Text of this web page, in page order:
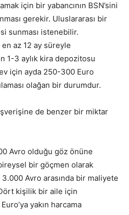
için bir yabancının BSN’sini
gerekir. Uluslararası bir
sunması istenebilir.
az 12 ay süreyle
1-3 aylık kira depozitosu
için ayda 250-300 Euro
olağan bir durumdur.
de benzer bir miktar
Avro olduğu göz önüne
bireysel bir göçmen olarak
3.000 Avro arasında bir maliyete
kişilik bir aile için
yakın harcama